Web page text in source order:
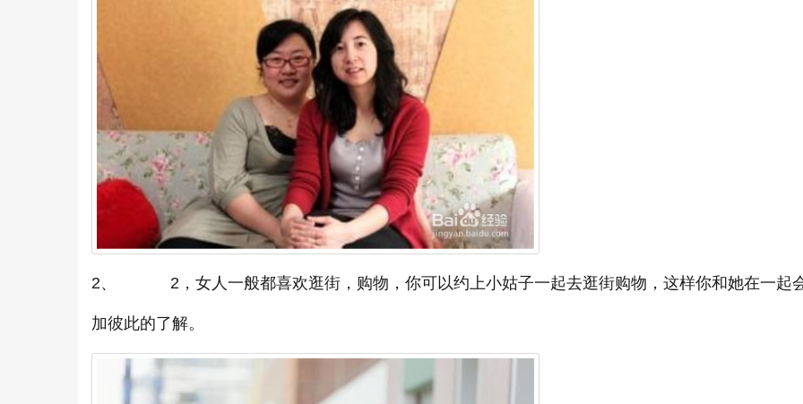
2、 2，女人一般都喜欢逛街，购物，你可以约上小姑子一起去逛街购物，这样你和她在一起
加彼此的了解。